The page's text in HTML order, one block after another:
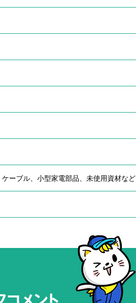
ーブル、小型家電部品、未使用資材など